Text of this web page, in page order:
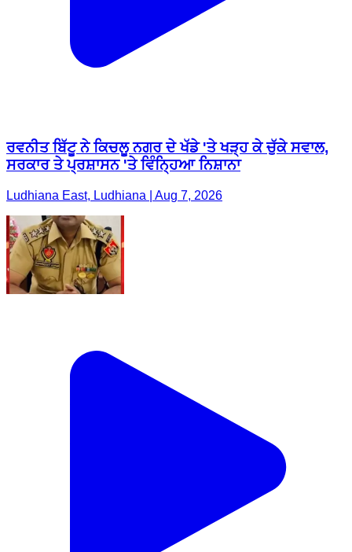
ਰਵਨੀਤ ਬਿੱਟੂ ਨੇ ਕਿਚਲੂ ਨਗਰ ਦੇ ਖੱਡੇ 'ਤੇ ਖੜ੍ਹ ਕੇ ਚੁੱਕੇ ਸਵਾਲ,
ਸਰਕਾਰ ਤੇ ਪ੍ਰਸ਼ਾਸਨ 'ਤੇ ਵਿੰਨ੍ਹਿਆ ਨਿਸ਼ਾਨਾ
Ludhiana East, Ludhiana | Aug 7, 2026